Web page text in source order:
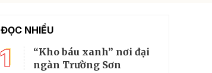
ĐỌC NHIỀU
1
“Kho báu xanh” nơi đại
ngàn Trường Sơn